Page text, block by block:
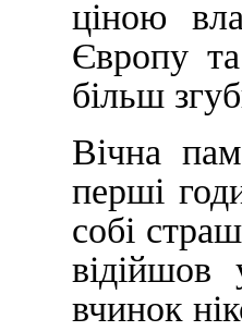
ціною
Європу
більш
Вічна
перші
собі
відійшов
вчинок